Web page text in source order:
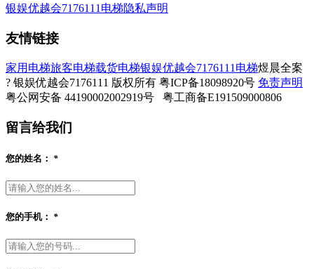
银娱优越会7176111电梯隐私声明
友情链接
家用电梯旅客电梯载货电梯银娱优越会7176111电梯煜晨全案
? 银娱优越会7176111 版权所有 粤ICP备18098920号 免责声明
粤公网安备 44190002002919号 粤工商备E191509000806
留言给我们
您的姓名： *
您的手机： *